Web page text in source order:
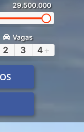
29.500.000
Vagas
2 3 4 +